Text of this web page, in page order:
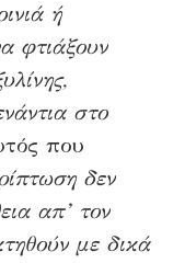
ή
φτιάξουν
στο
που
δεν
απ’ τον
με δικά